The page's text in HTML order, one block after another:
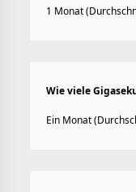
1 Monat
Wie viele
Ein Monat